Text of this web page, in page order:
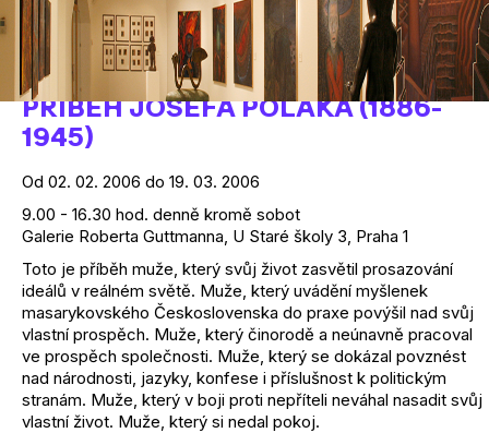
MUŽ, KTERÝ SI NEDAL POKOJ:
PŘÍBĚH JOSEFA POLÁKA (1886-
1945)
Od 02. 02. 2006 do 19. 03. 2006
9.00 - 16.30 hod. denně kromě sobot
Galerie Roberta Guttmanna, U Staré školy 3, Praha 1
Toto je příběh muže, který svůj život zasvětil prosazování
ideálů v reálném světě. Muže, který uvádění myšlenek
masarykovského Československa do praxe povýšil nad svůj
vlastní prospěch. Muže, který činorodě a neúnavně pracoval
ve prospěch společnosti. Muže, který se dokázal povznést
nad národnosti, jazyky, konfese i příslušnost k politickým
stranám. Muže, který v boji proti nepříteli neváhal nasadit svůj
vlastní život. Muže, který si nedal pokoj.